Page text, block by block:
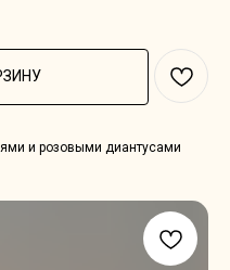
и розовыми диантусами